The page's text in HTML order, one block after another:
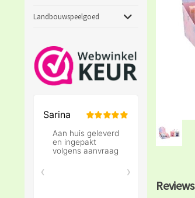
Landbouwspeelgoed
Reviews